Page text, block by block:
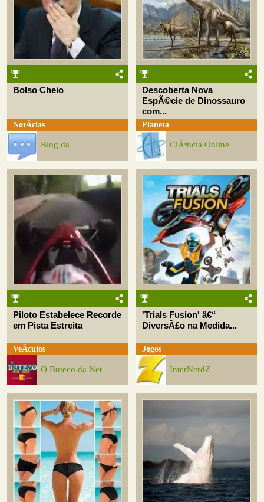
Bolso Cheio
NotÃ­cias
Blog da
Descoberta Nova
EspÃ©cie de Dinossauro
com...
Planeta
CiÃªncia Online
Piloto Estabelece Recorde
em Pista Estreita
VeÃ­culos
O Buteco da Net
'Trials Fusion' â€“
DiversÃ£o na Medida...
Jogos
InterNerdZ